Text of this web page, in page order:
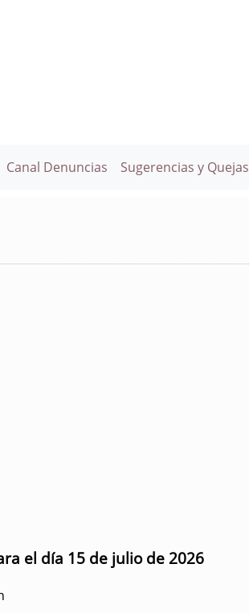
Canal Denuncias Sugerencias y Quejas
el día 15 de julio de 2026